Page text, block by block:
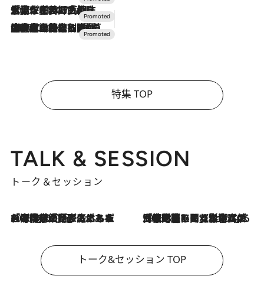
2026.7.17
「土佐和ハーブかき氷」がOMO7高知に登場！生姜、山椒、大葉など目にも舌にも涼を呼ぶ郷土の味
2026.7.10
NEW OPEN！【界 草津】名湯の地に誕生。趣の異なる2種の温泉と上州ならではの会席・蕎麦割烹など美食を味わう究極の癒やし旅
特集 TOP
TALK & SESSION
トーク＆セッション
2026.8.3
「今後値上げがあるとすれば…」「リスクがあるのは今年の冬」エネルギー専門家が語る、ホルムズ海峡封鎖が家庭にもたらす“ある心配” 2026.8.3
「住宅建てられない…」「サーチャージ料の高値が続いている」ホルムズ海峡封鎖による影響はいつまで続く？《エネルギー専門家に聞く“どうなる日本の暮らし”》
トーク&セッション TOP